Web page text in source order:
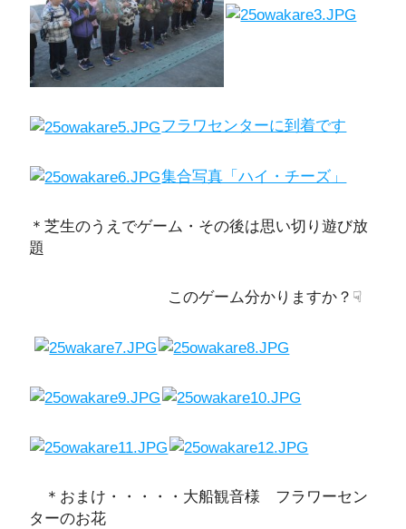
フラワセンターに到着です
集合写真「ハイ・チーズ」
＊芝生のうえでゲーム・その後は思い切り遊び放
題
このゲーム分かりますか？☟
＊おまけ・・・・・大船観音様 フラワーセン
ターのお花